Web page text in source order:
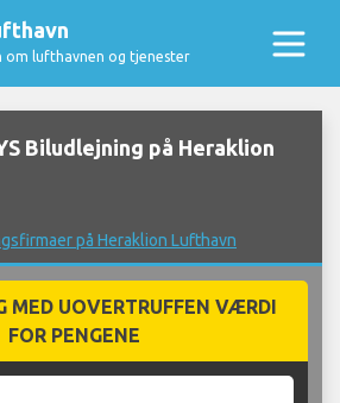
lufthavnen og tjenester
Biludlejning på Heraklion
på Heraklion Lufthavn
MED UOVERTRUFFEN VÆRDI
FOR PENGENE